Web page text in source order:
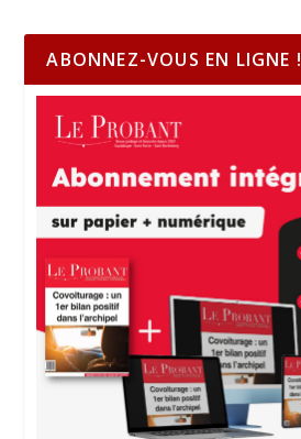
ABONNEZ-VOUS EN LIGNE !